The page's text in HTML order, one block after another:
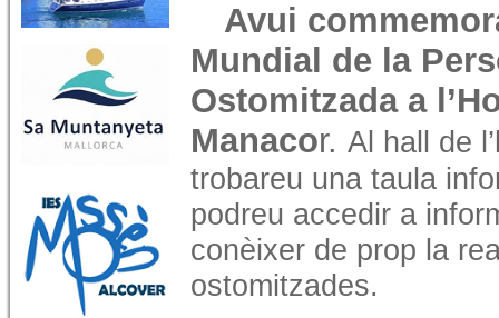
Avui
Mundial de la
Ostomitzada a
Manacor. Al hall de
trobareu una taula
podreu accedir a
conèixer de prop la
ostomitzades.